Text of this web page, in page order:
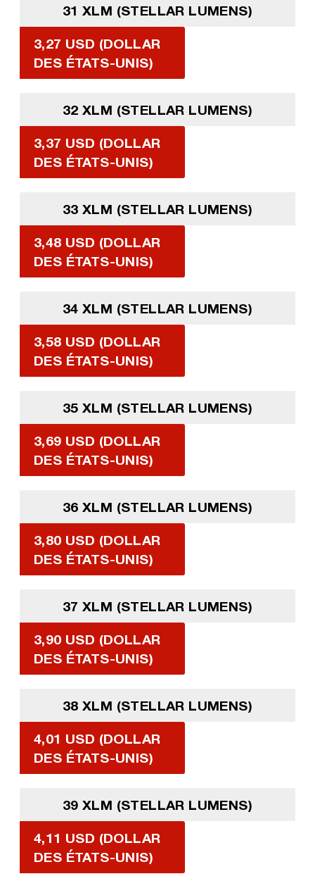
31 XLM (STELLAR LUMENS)
3,27 USD (DOLLAR
DES ÉTATS-UNIS)
32 XLM (STELLAR LUMENS)
3,37 USD (DOLLAR
DES ÉTATS-UNIS)
33 XLM (STELLAR LUMENS)
3,48 USD (DOLLAR
DES ÉTATS-UNIS)
34 XLM (STELLAR LUMENS)
3,58 USD (DOLLAR
DES ÉTATS-UNIS)
35 XLM (STELLAR LUMENS)
3,69 USD (DOLLAR
DES ÉTATS-UNIS)
36 XLM (STELLAR LUMENS)
3,80 USD (DOLLAR
DES ÉTATS-UNIS)
37 XLM (STELLAR LUMENS)
3,90 USD (DOLLAR
DES ÉTATS-UNIS)
38 XLM (STELLAR LUMENS)
4,01 USD (DOLLAR
DES ÉTATS-UNIS)
39 XLM (STELLAR LUMENS)
4,11 USD (DOLLAR
DES ÉTATS-UNIS)